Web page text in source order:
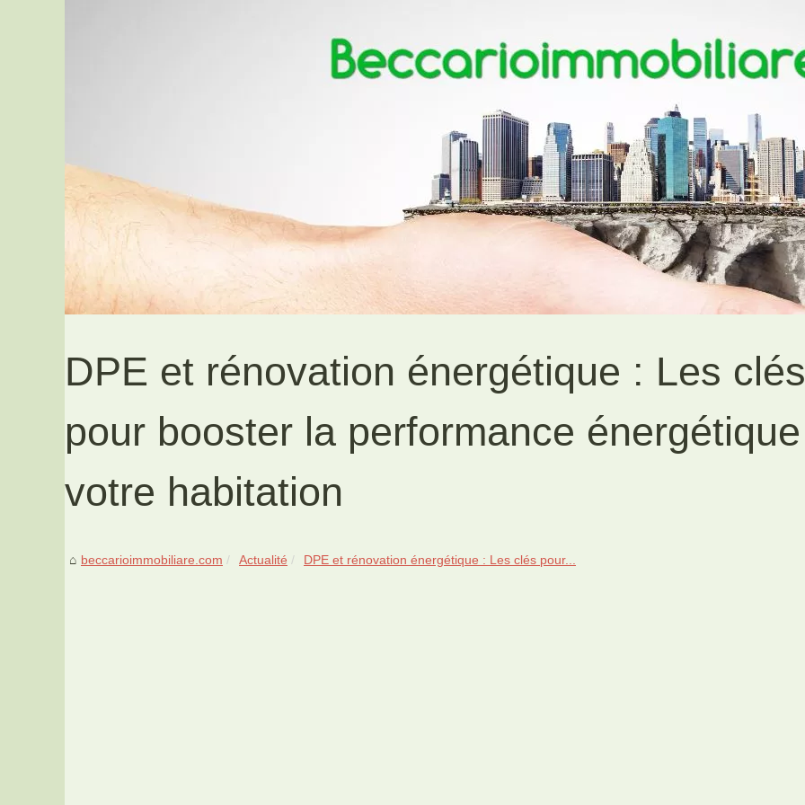
DPE et rénovation énergétique : Les clés
pour booster la performance
votre habitation
beccarioimmobiliare.com Actualité DPE et rénovation énergétique : Les clés pour...